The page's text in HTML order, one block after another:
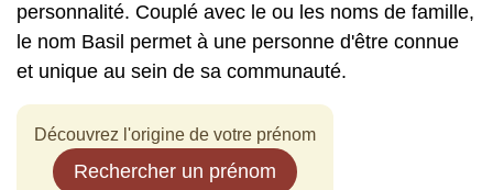
personnalité. Couplé avec le ou les noms de famille,
le nom Basil permet à une personne d'être connue
et unique au sein de sa communauté.
Découvrez l'origine de votre prénom
Rechercher un prénom